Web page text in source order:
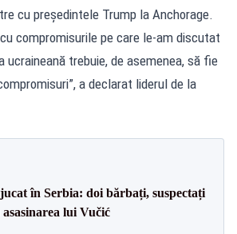
cu președintele Trump la Anchorage.
compromisurile pe care le-am discutat
ucraineană trebuie, de asemenea, să fie
a declarat liderul de la
în Serbia: doi bărbați, suspectați
lui Vučić